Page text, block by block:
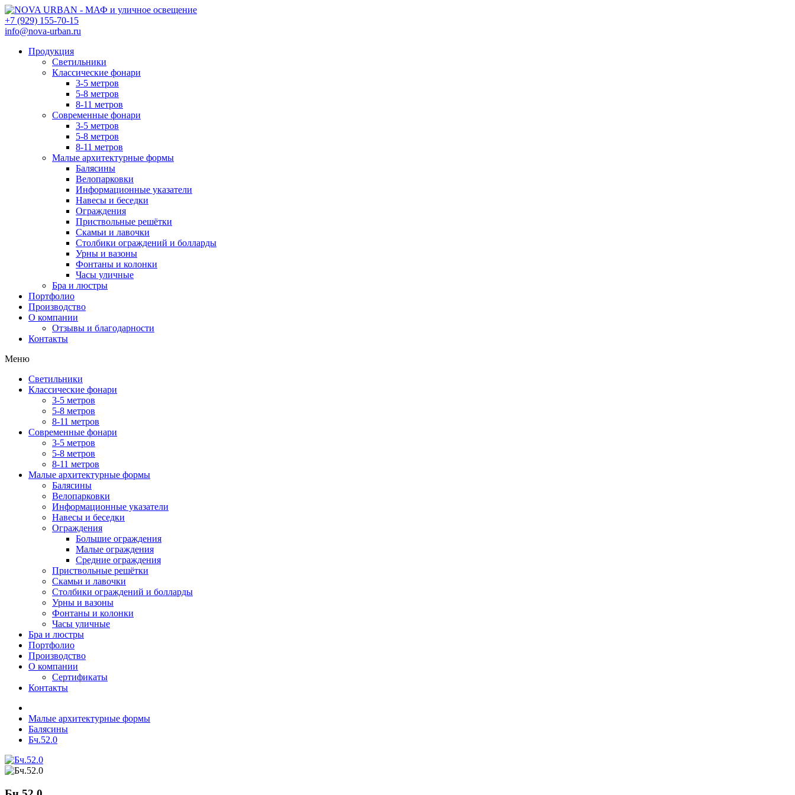
+7 (929) 155-70-15
info@nova-urban.ru
Продукция
Светильники
Классические фонари
3-5 метров
5-8 метров
8-11 метров
Современные фонари
3-5 метров
5-8 метров
8-11 метров
Малые архитектурные формы
Балясины
Велопарковки
Информационные указатели
Навесы и беседки
Ограждения
Приствольные решётки
Скамьи и лавочки
Столбики ограждений и болларды
Урны и вазоны
Фонтаны и колонки
Часы уличные
Бра и люстры
Портфолио
Производство
О компании
Отзывы и благодарности
Контакты
Меню
Светильники
Классические фонари
3-5 метров
5-8 метров
8-11 метров
Современные фонари
3-5 метров
5-8 метров
8-11 метров
Малые архитектурные формы
Балясины
Велопарковки
Информационные указатели
Навесы и беседки
Ограждения
Большие ограждения
Малые ограждения
Средние ограждения
Приствольные решётки
Скамьи и лавочки
Столбики ограждений и болларды
Урны и вазоны
Фонтаны и колонки
Часы уличные
Бра и люстры
Портфолио
Производство
О компании
Сертификаты
Контакты
Малые архитектурные формы
Балясины
Бч.52.0